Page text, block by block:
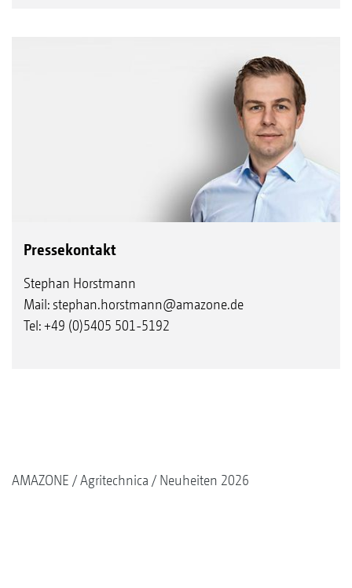
Pressekontakt
Stephan Horstmann
Mail: stephan.horstmann@amazone.de
Tel: +49 (0)5405 501-5192
AMAZONE Agritechnica Neuheiten 2026